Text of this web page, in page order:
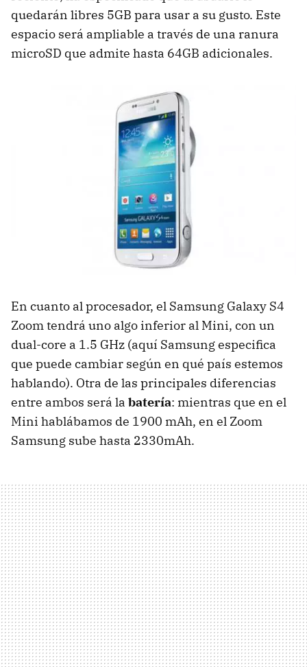
quedarán libres 5GB para usar a su gusto. Este
espacio será ampliable a través de una ranura
microSD que admite hasta 64GB adicionales.
En cuanto al procesador, el Samsung Galaxy S4
Zoom tendrá uno algo inferior al Mini, con un
dual-core a 1.5 GHz (aquí Samsung especifica
que puede cambiar según en qué país estemos
hablando). Otra de las principales diferencias
entre ambos será la batería: mientras que en el
Mini hablábamos de 1900 mAh, en el Zoom
Samsung sube hasta 2330mAh.